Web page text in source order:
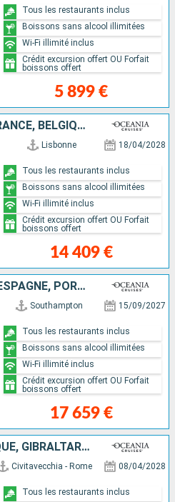
5 899 €
Tous les restaurants inclus
Boissons sans alcool illimitées
Wi-Fi illimité inclus
Crédit excursion offert OU Forfait
boissons offert
PORTUGAL, ESPAGNE, FRANCE, BELGIQUE, PAYS-BAS, AUSTRALIE, ROYAUME-UNI, NORVÈGE, ALLEMAGNE, DANEMARK, POLOGNE, LITUANIE, LETTONIE, SUÈDE, ESTONIE
Lisbonne 18/04/2028
14 409 €
Tous les restaurants inclus
Boissons sans alcool illimitées
Wi-Fi illimité inclus
Crédit excursion offert OU Forfait
boissons offert
ROYAUME-UNI, FRANCE, ESPAGNE, PORTUGAL, ITALIE, CROATIE, ALBANIE, GRÈCE, TURQUIE
Southampton 15/09/2027
17 659 €
Tous les restaurants inclus
Boissons sans alcool illimitées
Wi-Fi illimité inclus
Crédit excursion offert OU Forfait
boissons offert
ITALIE, FRANCE, MAJORQUE, GIBRALTAR, PORTUGAL, ESPAGNE, BELGIQUE, PAYS-BAS, AUSTRALIE, ROYAUME-UNI, NORVÈGE, DANEMARK, ALLEMAGNE, POLOGNE, LITUANIE, LETTONIE, SUÈDE, ESTONIE
Civitavecchia - Rome 08/04/2028
Tous les restaurants inclus